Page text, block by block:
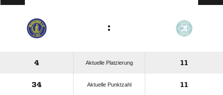
:
4 Aktuelle Platzierung 11
34 Aktuelle Punktzahl 11